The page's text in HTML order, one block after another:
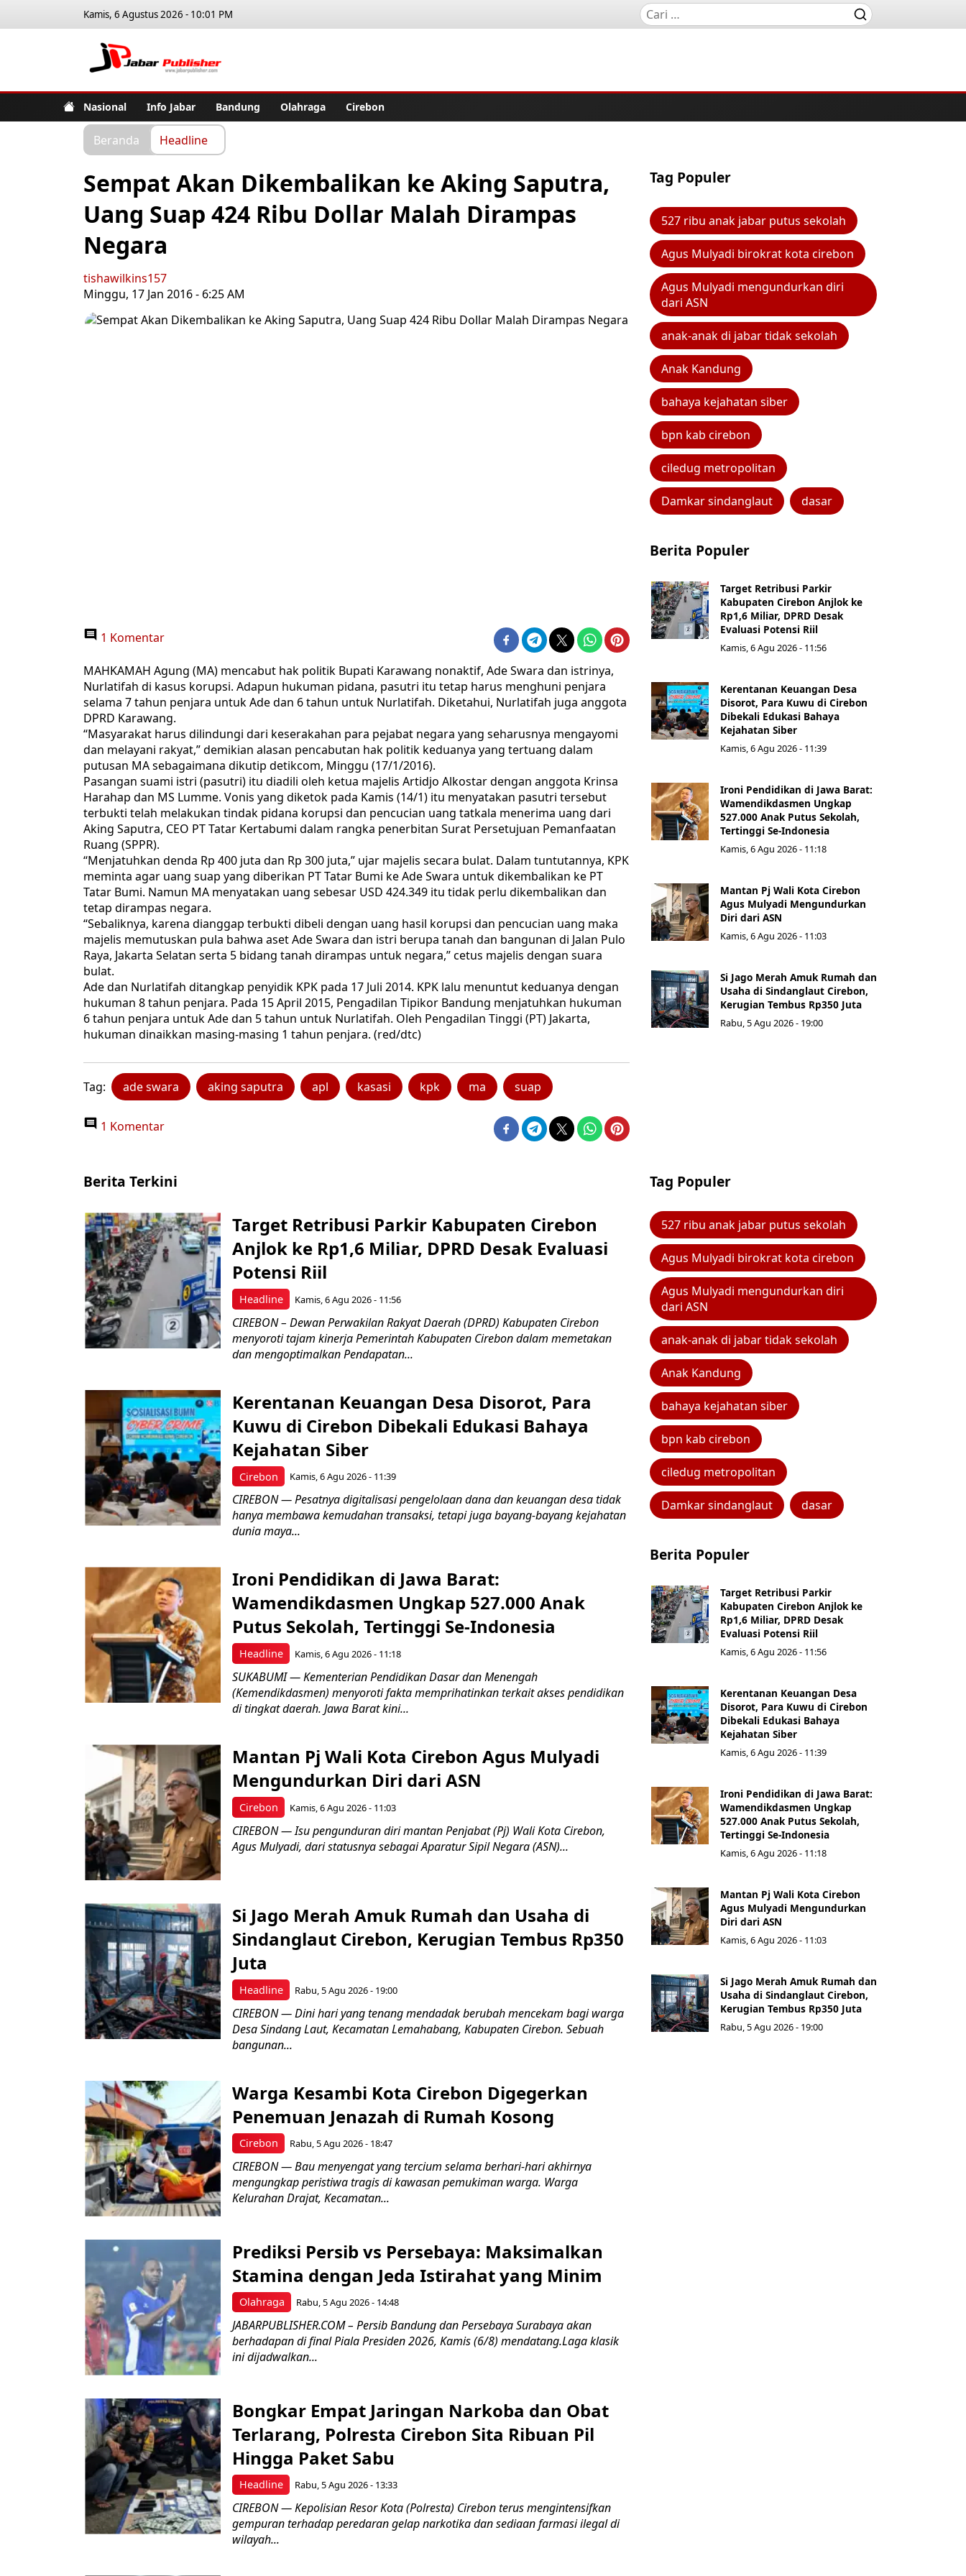
Kamis, 6 Agustus 2026 - 10:01 PM
Nasional Info Jabar Bandung Olahraga Cirebon
Beranda Headline
Sempat Akan Dikembalikan ke Aking Saputra,
Uang Suap 424 Ribu Dollar Malah Dirampas
Negara
tishawilkins157
Minggu, 17 Jan 2016 - 6:25 AM
1 Komentar
MAHKAMAH Agung (MA) mencabut hak politik Bupati Karawang nonaktif, Ade Swara dan istrinya,
Nurlatifah di kasus korupsi. Adapun hukuman pidana, pasutri itu tetap harus menghuni penjara
selama 7 tahun penjara untuk Ade dan 6 tahun untuk Nurlatifah. Diketahui, Nurlatifah juga anggota
DPRD Karawang.
“Masyarakat harus dilindungi dari keserakahan para pejabat negara yang seharusnya mengayomi
dan melayani rakyat,” demikian alasan pencabutan hak politik keduanya yang tertuang dalam
putusan MA sebagaimana dikutip detikcom, Minggu (17/1/2016).
Pasangan suami istri (pasutri) itu diadili oleh ketua majelis Artidjo Alkostar dengan anggota Krinsa
Harahap dan MS Lumme. Vonis yang diketok pada Kamis (14/1) itu menyatakan pasutri tersebut
terbukti telah melakukan tindak pidana korupsi dan pencucian uang tatkala menerima uang dari
Aking Saputra, CEO PT Tatar Kertabumi dalam rangka penerbitan Surat Persetujuan Pemanfaatan
Ruang (SPPR).
“Menjatuhkan denda Rp 400 juta dan Rp 300 juta,” ujar majelis secara bulat. Dalam tuntutannya, KPK
meminta agar uang suap yang diberikan PT Tatar Bumi ke Ade Swara untuk dikembalikan ke PT
Tatar Bumi. Namun MA menyatakan uang sebesar USD 424.349 itu tidak perlu dikembalikan dan
tetap dirampas negara.
“Sebaliknya, karena dianggap terbukti dibeli dengan uang hasil korupsi dan pencucian uang maka
majelis memutuskan pula bahwa aset Ade Swara dan istri berupa tanah dan bangunan di Jalan Pulo
Raya, Jakarta Selatan serta 5 bidang tanah dirampas untuk negara,” cetus majelis dengan suara
bulat.
Ade dan Nurlatifah ditangkap penyidik KPK pada 17 Juli 2014. KPK lalu menuntut keduanya dengan
hukuman 8 tahun penjara. Pada 15 April 2015, Pengadilan Tipikor Bandung menjatuhkan hukuman
6 tahun penjara untuk Ade dan 5 tahun untuk Nurlatifah. Oleh Pengadilan Tinggi (PT) Jakarta,
hukuman dinaikkan masing-masing 1 tahun penjara. (red/dtc)
Tag: ade swara aking saputra apl kasasi kpk ma suap
1 Komentar
Tag Populer
527 ribu anak jabar putus sekolah
Agus Mulyadi birokrat kota cirebon
Agus Mulyadi mengundurkan diri
dari ASN
anak-anak di jabar tidak sekolah
Anak Kandung
bahaya kejahatan siber
bpn kab cirebon
ciledug metropolitan
Damkar sindanglaut dasar
Berita Populer
Target Retribusi Parkir
Kabupaten Cirebon Anjlok ke
Rp1,6 Miliar, DPRD Desak
Evaluasi Potensi Riil
Kamis, 6 Agu 2026 - 11:56
Kerentanan Keuangan Desa
Disorot, Para Kuwu di Cirebon
Dibekali Edukasi Bahaya
Kejahatan Siber
Kamis, 6 Agu 2026 - 11:39
Ironi Pendidikan di Jawa Barat:
Wamendikdasmen Ungkap
527.000 Anak Putus Sekolah,
Tertinggi Se-Indonesia
Kamis, 6 Agu 2026 - 11:18
Mantan Pj Wali Kota Cirebon
Agus Mulyadi Mengundurkan
Diri dari ASN
Kamis, 6 Agu 2026 - 11:03
Si Jago Merah Amuk Rumah dan
Usaha di Sindanglaut Cirebon,
Kerugian Tembus Rp350 Juta
Rabu, 5 Agu 2026 - 19:00
Berita Terkini
Headline
Target Retribusi Parkir Kabupaten Cirebon
Anjlok ke Rp1,6 Miliar, DPRD Desak Evaluasi
Potensi Riil
Kamis, 6 Agu 2026 - 11:56
CIREBON – Dewan Perwakilan Rakyat Daerah (DPRD) Kabupaten Cirebon
menyoroti tajam kinerja Pemerintah Kabupaten Cirebon dalam memetakan
dan mengoptimalkan Pendapatan...
Cirebon
Kerentanan Keuangan Desa Disorot, Para
Kuwu di Cirebon Dibekali Edukasi Bahaya
Kejahatan Siber
Kamis, 6 Agu 2026 - 11:39
CIREBON — Pesatnya digitalisasi pengelolaan dana dan keuangan desa tidak
hanya membawa kemudahan transaksi, tetapi juga bayang-bayang kejahatan
dunia maya...
Headline
Ironi Pendidikan di Jawa Barat:
Wamendikdasmen Ungkap 527.000 Anak
Putus Sekolah, Tertinggi Se-Indonesia
Kamis, 6 Agu 2026 - 11:18
SUKABUMI — Kementerian Pendidikan Dasar dan Menengah
(Kemendikdasmen) menyoroti fakta memprihatinkan terkait akses pendidikan
di tingkat daerah. Jawa Barat kini...
Cirebon
Mantan Pj Wali Kota Cirebon Agus Mulyadi
Mengundurkan Diri dari ASN
Kamis, 6 Agu 2026 - 11:03
CIREBON — Isu pengunduran diri mantan Penjabat (Pj) Wali Kota Cirebon,
Agus Mulyadi, dari statusnya sebagai Aparatur Sipil Negara (ASN)...
Headline
Si Jago Merah Amuk Rumah dan Usaha di
Sindanglaut Cirebon, Kerugian Tembus Rp350
Juta
Rabu, 5 Agu 2026 - 19:00
CIREBON — Dini hari yang tenang mendadak berubah mencekam bagi warga
Desa Sindang Laut, Kecamatan Lemahabang, Kabupaten Cirebon. Sebuah
bangunan...
Cirebon
Warga Kesambi Kota Cirebon Digegerkan
Penemuan Jenazah di Rumah Kosong
Rabu, 5 Agu 2026 - 18:47
CIREBON — Bau menyengat yang tercium selama berhari-hari akhirnya
mengungkap peristiwa tragis di kawasan pemukiman warga. Warga
Kelurahan Drajat, Kecamatan...
Olahraga
Prediksi Persib vs Persebaya: Maksimalkan
Stamina dengan Jeda Istirahat yang Minim
Rabu, 5 Agu 2026 - 14:48
JABARPUBLISHER.COM – Persib Bandung dan Persebaya Surabaya akan
berhadapan di final Piala Presiden 2026, Kamis (6/8) mendatang.Laga klasik
ini dijadwalkan...
Headline
Bongkar Empat Jaringan Narkoba dan Obat
Terlarang, Polresta Cirebon Sita Ribuan Pil
Hingga Paket Sabu
Rabu, 5 Agu 2026 - 13:33
​CIREBON — Kepolisian Resor Kota (Polresta) Cirebon terus mengintensifkan
gempuran terhadap peredaran gelap narkotika dan sediaan farmasi ilegal di
wilayah...
Tag Populer
527 ribu anak jabar putus sekolah
Agus Mulyadi birokrat kota cirebon
Agus Mulyadi mengundurkan diri
dari ASN
anak-anak di jabar tidak sekolah
Anak Kandung
bahaya kejahatan siber
bpn kab cirebon
ciledug metropolitan
Damkar sindanglaut dasar
Berita Populer
Target Retribusi Parkir
Kabupaten Cirebon Anjlok ke
Rp1,6 Miliar, DPRD Desak
Evaluasi Potensi Riil
Kamis, 6 Agu 2026 - 11:56
Kerentanan Keuangan Desa
Disorot, Para Kuwu di Cirebon
Dibekali Edukasi Bahaya
Kejahatan Siber
Kamis, 6 Agu 2026 - 11:39
Ironi Pendidikan di Jawa Barat:
Wamendikdasmen Ungkap
527.000 Anak Putus Sekolah,
Tertinggi Se-Indonesia
Kamis, 6 Agu 2026 - 11:18
Mantan Pj Wali Kota Cirebon
Agus Mulyadi Mengundurkan
Diri dari ASN
Kamis, 6 Agu 2026 - 11:03
Si Jago Merah Amuk Rumah dan
Usaha di Sindanglaut Cirebon,
Kerugian Tembus Rp350 Juta
Rabu, 5 Agu 2026 - 19:00